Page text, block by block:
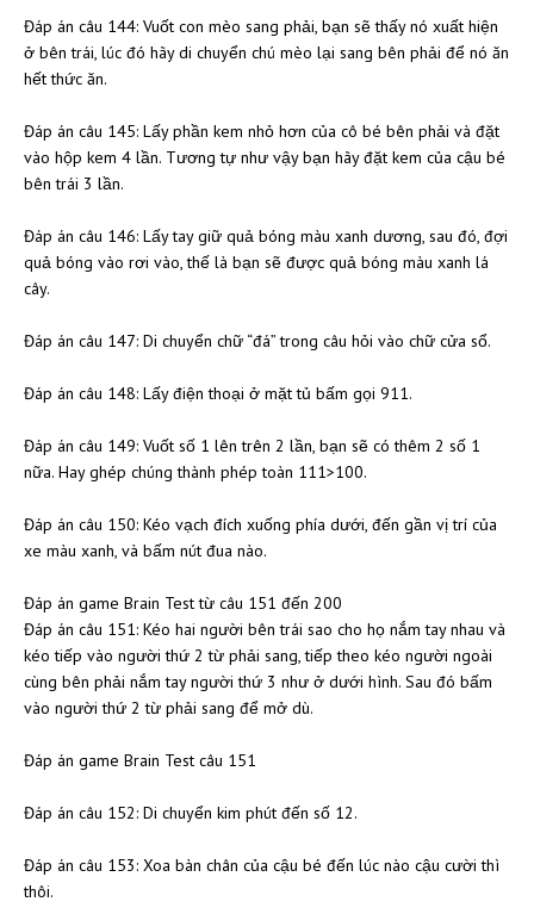
Đáp án câu 144: Vuốt con mèo sang phải, bạn sẽ thấy nó xuất hiện
ở bên trái, lúc đó hãy di chuyển chú mèo lại sang bên phải để nó ăn
hết thức ăn.
Đáp án câu 145: Lấy phần kem nhỏ hơn của cô bé bên phải và đặt
vào hộp kem 4 lần. Tương tự như vậy bạn hãy đặt kem của cậu bé
bên trái 3 lần.
Đáp án câu 146: Lấy tay giữ quả bóng màu xanh dương, sau đó, đợi
quả bóng vào rơi vào, thế là bạn sẽ được quả bóng màu xanh lá
cây.
Đáp án câu 147: Di chuyển chữ “đá” trong câu hỏi vào chữ cửa sổ.
Đáp án câu 148: Lấy điện thoại ở mặt tủ bấm gọi 911.
Đáp án câu 149: Vuốt số 1 lên trên 2 lần, bạn sẽ có thêm 2 số 1
nữa. Hay ghép chúng thành phép toàn 111>100.
Đáp án câu 150: Kéo vạch đích xuống phía dưới, đến gần vị trí của
xe màu xanh, và bấm nút đua nào.
Đáp án game Brain Test từ câu 151 đến 200
Đáp án câu 151: Kéo hai người bên trái sao cho họ nắm tay nhau và
kéo tiếp vào người thứ 2 từ phải sang, tiếp theo kéo người ngoài
cùng bên phải nắm tay người thứ 3 như ở dưới hình. Sau đó bấm
vào người thứ 2 từ phải sang để mở dù.
Đáp án game Brain Test câu 151
Đáp án câu 152: Di chuyển kim phút đến số 12.
Đáp án câu 153: Xoa bàn chân của cậu bé đến lúc nào cậu cười thì
thôi.